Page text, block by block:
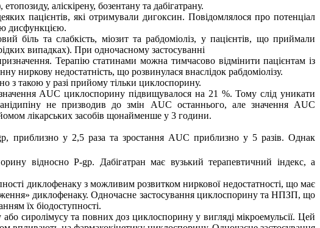
етопозиду, аліскірену, бозентану та дабігатрану.
пацієнтів, які отримували дигоксин. Повідомлялося про потенціал
дисфункцією.
біль та слабкість, міозит та рабдоміоліз, у пацієнтів, що приймали
випадках). При одночасному застосуванні
Терапію статинами можна тимчасово відмінити пацієнтам із
недостатність, що розвинулася внаслідок рабдоміолізу.
з такою у разі прийому тільки циклоспорину.
AUC циклоспорину підвищувалося на 21 %. Тому слід уникати
не призводив до змін AUC останнього, але значення AUC
лікарських засобів щонайменше у 3 години.
gp, приблизно у 2,5 раза та зростання AUC приблизно у 5 разів. Однак
відносно P-gp. Дабігатран має вузький терапевтичний індекс, а
диклофенаку з можливим розвитком ниркової недостатності, що має
диклофенаку. Одночасне застосування циклоспорину та НПЗП, що
їх біодоступності.
сиролімусу та повних доз циклоспорину у вигляді мікроемульсії. Цей